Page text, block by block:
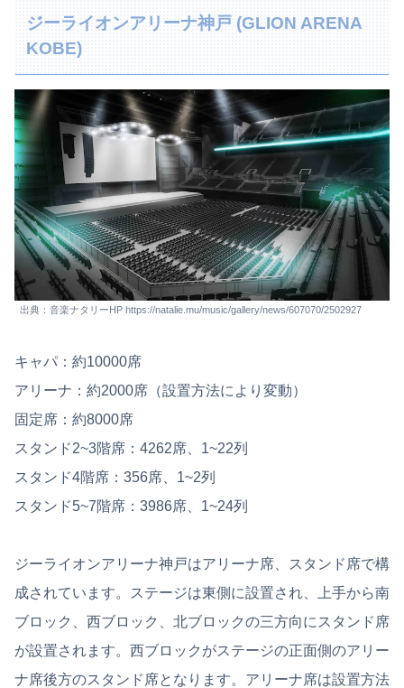
ジーライオンアリーナ神戸 (GLION ARENA
KOBE)
出典：音楽ナタリーHP https://natalie.mu/music/gallery/news/607070/2502927
キャパ：約10000席
アリーナ：約2000席（設置方法により変動）
固定席：約8000席
スタンド2~3階席：4262席、1~22列
スタンド4階席：356席、1~2列
スタンド5~7階席：3986席、1~24列
ジーライオンアリーナ神戸はアリーナ席、スタンド席で構
成されています。ステージは東側に設置され、上手から南
ブロック、西ブロック、北ブロックの三方向にスタンド席
が設置されます。西ブロックがステージの正面側のアリー
ナ席後方のスタンド席となります。アリーナ席は設置方法